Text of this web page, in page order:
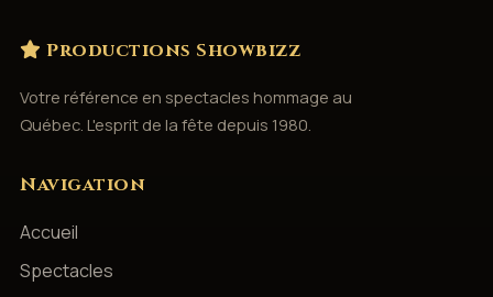
Productions Showbizz
Votre référence en spectacles hommage au
Québec. L'esprit de la fête depuis 1980.
Navigation
Accueil
Spectacles